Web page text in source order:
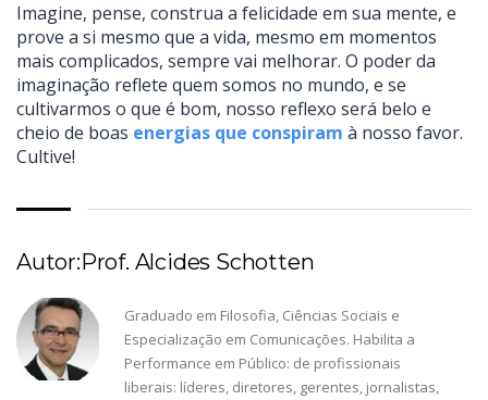
Imagine, pense, construa a felicidade em sua mente, e
prove a si mesmo que a vida, mesmo em momentos
mais complicados, sempre vai melhorar. O poder da
imaginação reflete quem somos no mundo, e se
cultivarmos o que é bom, nosso reflexo será belo e
cheio de boas energias que conspiram à nosso favor.
Cultive!
Autor:Prof. Alcides Schotten
Graduado em Filosofia, Ciências Sociais e
Especialização em Comunicações. Habilita a
Performance em Público: de profissionais
liberais: líderes, diretores, gerentes, jornalistas,